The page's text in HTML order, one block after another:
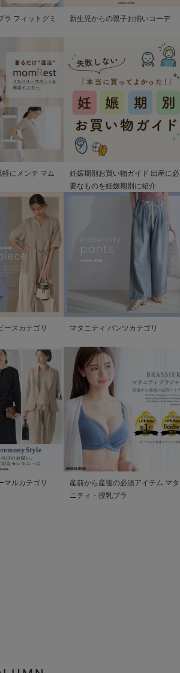
ラ フィットグミ
新生児からの親子お揃いコーデ
にメンテ マム
妊娠期別お買い物ガイド 出産に必
要なものを妊娠期別に紹介
ースカテゴリ マタニティ パンツカテゴリ
マルカテゴリ
産前から産後の必須アイテム マタ
ニティ・授乳ブラ